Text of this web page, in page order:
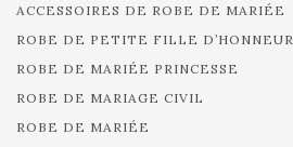
ACCESSOIRES DE ROBE DE MARIÉE
ROBE DE PETITE FILLE D’HONNEUR
ROBE DE MARIÉE PRINCESSE
ROBE DE MARIAGE CIVIL
ROBE DE MARIÉE